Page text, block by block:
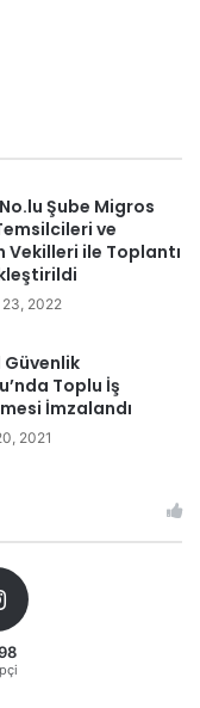
Şube Migros
ve
Vekilleri ile Toplantı
23, 2022
Güvenlik
Toplu İş
İmzalandı
2021